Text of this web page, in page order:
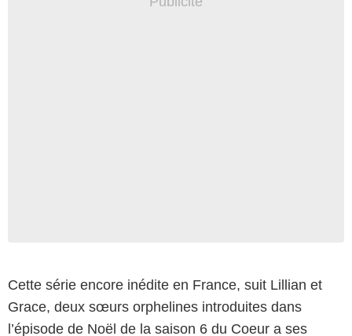
Cette série encore inédite en France, suit Lillian et
Grace, deux sœurs orphelines introduites dans
l’épisode de Noël de la saison 6 du Coeur a ses